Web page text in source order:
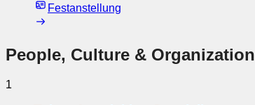
Festanstellung
People, Culture & Organization
1